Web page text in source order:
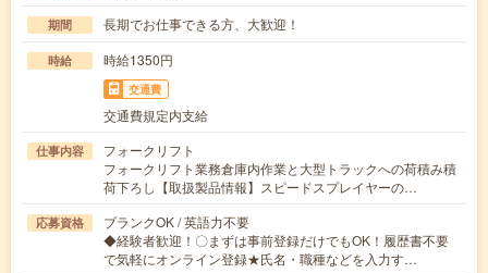
期間 長期でお仕事できる方、大歓迎！
時給 時給1350円
交通費
交通費規定内支給
仕事内容
フォークリフト
フォークリフト業務倉庫内作業と大型トラックへの荷積み積
荷下ろし【取扱製品情報】スピードスプレイヤーの…
応募資格
ブランクOK / 英語力不要
◆経験者歓迎！〇まずは事前登録だけでもOK！履歴書不要
で気軽にオンライン登録★氏名・職種などを入力す…